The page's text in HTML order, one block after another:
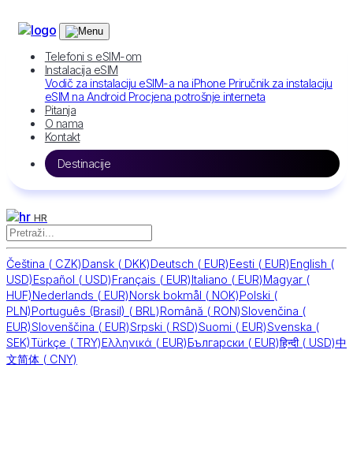
Telefoni s eSIM-om
Instalacija eSIM
Vodič za instalaciju eSIM-a na iPhone Priručnik za instalaciju
eSIM na Android Procjena potrošnje interneta
Pitanja
O nama
Kontakt
Destinacije
HR
Čeština ( CZK)Dansk ( DKK)Deutsch ( EUR)Eesti ( EUR)English (
USD)Español ( USD)Français ( EUR)Italiano ( EUR)Magyar (
HUF)Nederlands ( EUR)Norsk bokmål ( NOK)Polski (
PLN)Português (Brasil) ( BRL)Română ( RON)Slovenčina (
EUR)Slovenščina ( EUR)Srpski ( RSD)Suomi ( EUR)Svenska (
SEK)Türkçe ( TRY)Ελληνικά ( EUR)Български ( EUR)हिन्दी ( USD)中
文简体 ( CNY)